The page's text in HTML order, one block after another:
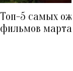
Топ-5 самых
фильмов